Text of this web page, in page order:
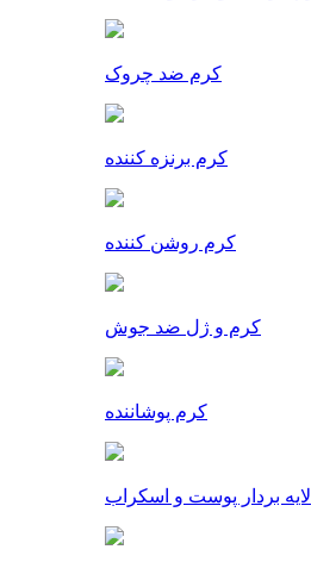
کرم ضد چروک
کرم برنزه کننده
کرم روشن کننده
کرم و ژل ضد جوش
کرم پوشاننده
لایه بردار پوست و اسکراب